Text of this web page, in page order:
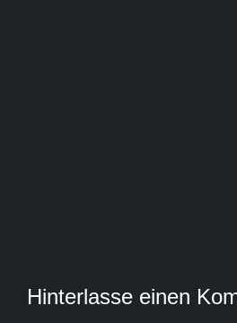
Hinterlasse einen